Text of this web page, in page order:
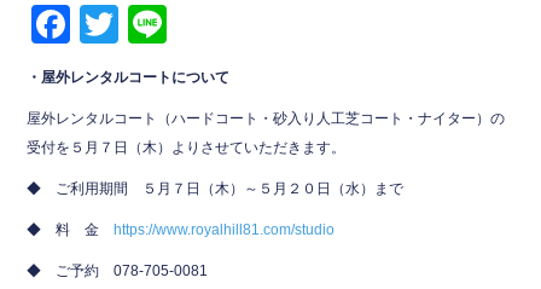
F
a
e
b
o
o
T
wi
er
n
e
・屋外レンタルコートについて
屋外レンタルコート（ハードコート・砂入り人工芝コート・ナイター）の
受付を５月７日（木）よりさせていただきます。
◆ ご利用期間 ５月７日（木）～５月２０日（水）まで
◆ 料 金https://www.royalhill81.com/studio
◆ ご予約 078-705-0081